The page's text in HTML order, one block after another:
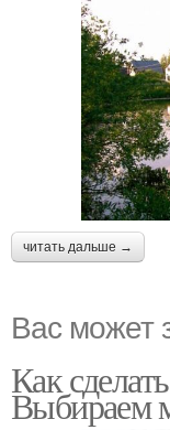
читать дальше →
Вас может
Как
Выбираем